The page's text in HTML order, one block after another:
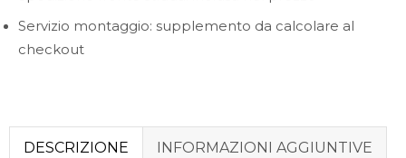
Servizio montaggio: supplemento da calcolare al
checkout
DESCRIZIONE INFORMAZIONI AGGIUNTIVE